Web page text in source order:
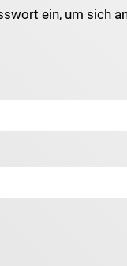
ein, um sich